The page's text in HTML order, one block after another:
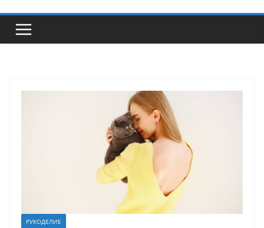
РУКОДЕЛИЕ